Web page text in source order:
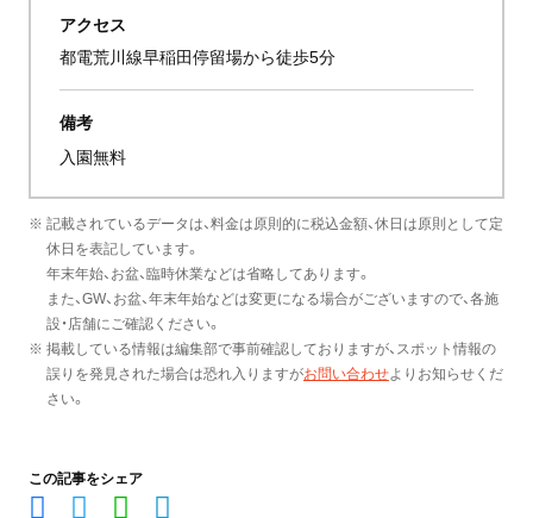
アクセス
都電荒川線早稲田停留場から徒歩5分
備考
入園無料
※ 記載されているデータは、料金は原則的に税込金額、休日は原則として定
休日を表記しています。
年末年始、お盆、臨時休業などは省略してあります。
また、GW、お盆、年末年始などは変更になる場合がございますので、各施
設・店舗にご確認ください。
※ 掲載している情報は編集部で事前確認しておりますが、スポット情報の
誤りを発見された場合は恐れ入りますがお問い合わせよりお知らせくだ
さい。
この記事をシェア